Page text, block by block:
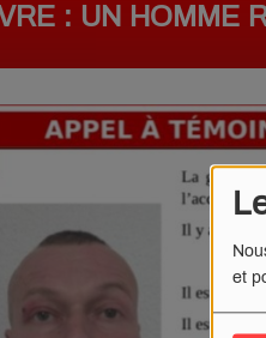
et
: UN HOMME